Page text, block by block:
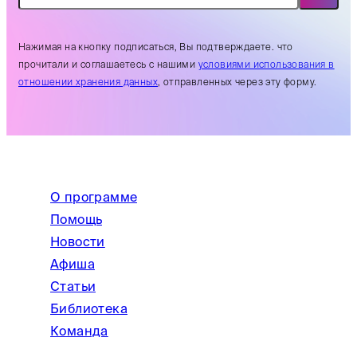
Нажимая на кнопку подписаться, Вы подтверждаете. что
прочитали и соглашаетесь с нашими условиями использования в
отношении хранения данных, отправленных через эту форму.
О программе
Помощь
Новости
Афиша
Статьи
Библиотека
Команда